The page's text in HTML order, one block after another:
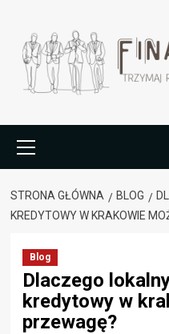
treści
główne
STRONA GŁÓWNA BLOG
KREDYTOWY W KRAKOWIE
Blog
Dlaczego
kredytowy w
przewagę?